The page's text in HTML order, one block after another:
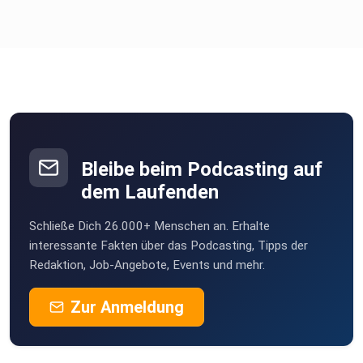
Bleibe beim Podcasting auf
dem Laufenden
Schließe Dich 26.000+ Menschen an. Erhalte
interessante Fakten über das Podcasting, Tipps der
Redaktion, Job-Angebote, Events und mehr.
Zur Anmeldung